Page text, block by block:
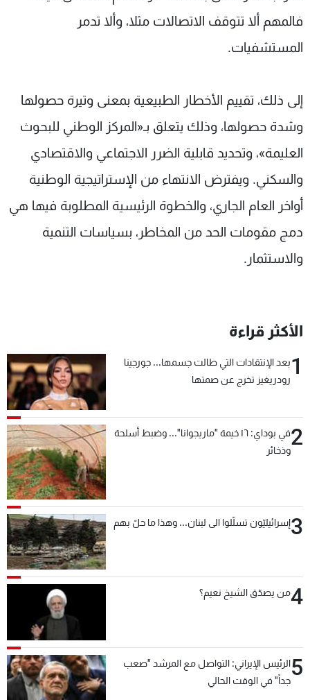
فالمهم ألا تتوقف الاتصالات مثلا، وألا تدمر
المستشفيات.
إلى ذلك، تقييم الأخطار الطبيعية بمعنى وتيرة حصولها
وشدة حصولها، وذلك يتعلق بـ«المركز الوطني للبحوث
العليمة»، وتحديد قابلية الضرر الاجتماعي والاقتصادي
والسكني. ويفترض الانتهاء من الإستراتيجية الوطنية
أواخر العام الجاري، والخطوة الرئيسية المطلوبة فيها هي
دمج مقومات الحد من المخاطر، بسياسات التنمية
والاستثمار.
الأكثر قراءة
1بعد الإنتقادات التي طالت جسمها... جورجينا
رودريغيز تخرج عن صمتها
2
في بوداي: ١٦ خيمة "ماريجوانا"... وضبط أسلحة
وذخائر
3إسرائيليّون تسلّلوا الى لبنان... وهذا ما حلّ بهم
4من يصدّق الشيخ نعيم؟
5الرئيس الإيراني: التواصل مع المرشد "صعب
جداً" في الوقت الحالي